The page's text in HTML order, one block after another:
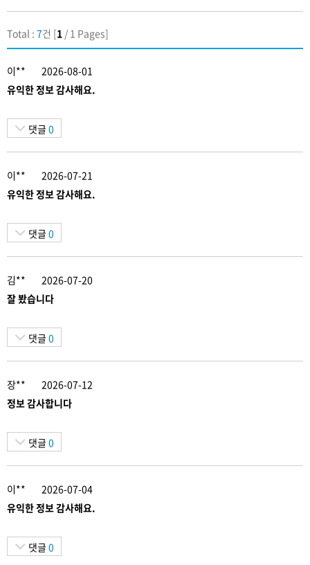
Total : 7건 [1 / 1 Pages]
이**
2026-08-01
유익한 정보 감사해요.
댓글 0
이**
2026-07-21
유익한 정보 감사해요.
댓글 0
김**
2026-07-20
잘 봤습니다
댓글 0
장**
2026-07-12
정보 감사합니다
댓글 0
이**
2026-07-04
유익한 정보 감사해요.
댓글 0